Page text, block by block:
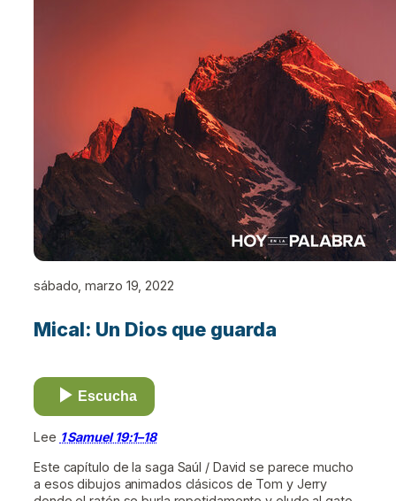
sábado, marzo 19, 2022
Mical: Un Dios que guarda
Escucha
Lee 1 Samuel 19:1–18
Este capítulo de la saga Saúl / David se parece mucho
a esos dibujos animados clásicos de Tom y Jerry